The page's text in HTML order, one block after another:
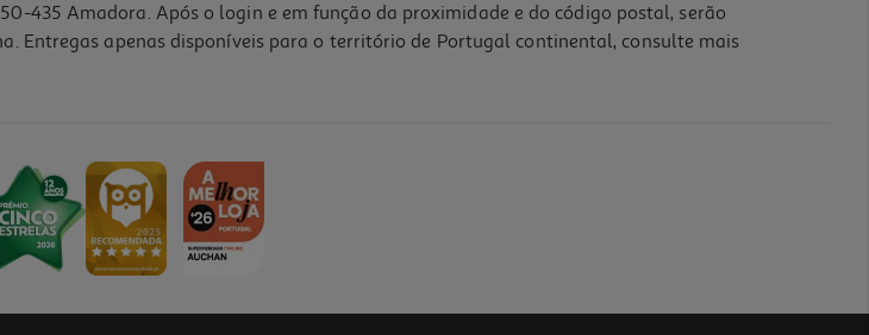
435 Amadora. Após o login e em função da proximidade e do código postal, serão
Entregas apenas disponíveis para o território de Portugal continental, consulte mais